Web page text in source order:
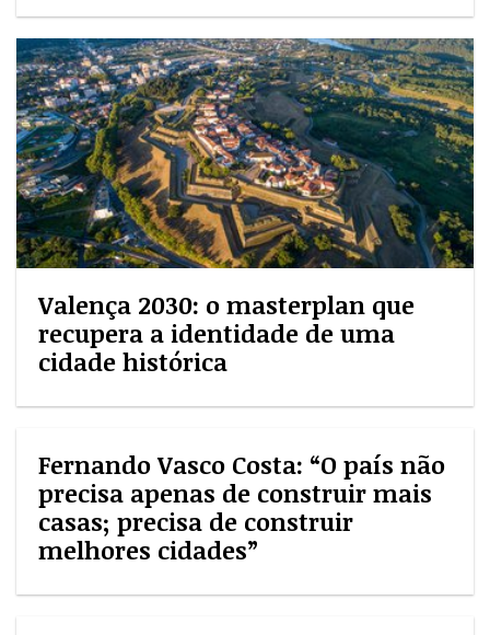
Valença 2030: o masterplan que
recupera a identidade de uma
cidade histórica
Fernando Vasco Costa: “O país não
precisa apenas de construir mais
casas; precisa de construir
melhores cidades”